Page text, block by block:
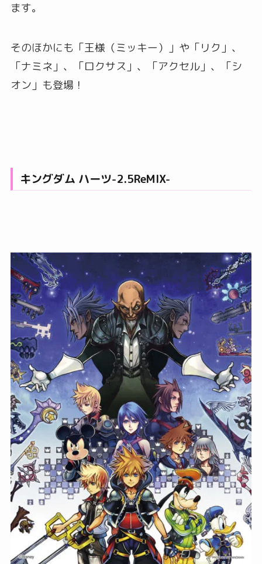
ます。
そのほかにも「王様（ミッキー）」や「リク」、
「ナミネ」、「ロクサス」、「アクセル」、「シ
オン」も登場！
キングダム ハーツ-2.5ReMIX-